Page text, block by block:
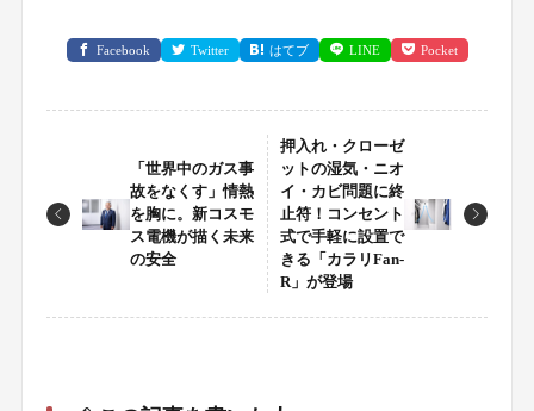
Facebook Twitter はてブ LINE Pocket
「世界中のガス事
故をなくす」情熱
を胸に。新コスモ
ス電機が描く未来
の安全
押入れ・クローゼ
ットの湿気・ニオ
イ・カビ問題に終
止符！コンセント
式で手軽に設置で
きる「カラリFan-
R」が登場